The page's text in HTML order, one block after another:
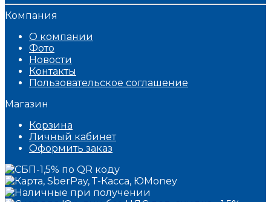
Компания
О компании
Фото
Новости
Контакты
Пользовательское соглашение
Магазин
Корзина
Личный кабинет
Оформить заказ